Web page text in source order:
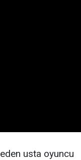
usta oyuncu